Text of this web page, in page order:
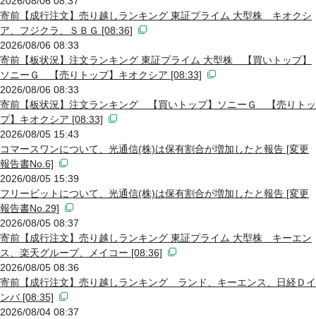
寄前【成行注文】売り越しランキング 東証プライム 大型株 キオクシ
ア、フジクラ、ＳＢＧ [08:36]
2026/08/06 08:33
寄前【板状況】注文ランキング 東証プライム 大型株 【買いトップ】
ソニーＧ 【売りトップ】キオクシア [08:33]
2026/08/06 08:33
寄前【板状況】注文ランキング 【買いトップ】ソニーＧ 【売りトッ
プ】キオクシア [08:33]
2026/08/05 15:43
コマースワンについて、光通信(株)は保有割合が増加したと報告 [変更
報告書No.6]
2026/08/05 15:39
フリービットについて、光通信(株)は保有割合が増加したと報告 [変更
報告書No.29]
2026/08/05 08:37
寄前【成行注文】売り越しランキング 東証プライム 大型株 キーエン
ス、楽天グループ、メイコー [08:36]
2026/08/05 08:36
寄前【成行注文】売り越しランキング ランド、キーエンス、日経Ｄイ
ンバ [08:35]
2026/08/04 08:37